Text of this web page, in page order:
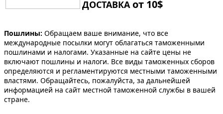
ДОСТАВКА от 10$
Пошлины: Обращаем ваше внимание, что все
международные посылки могут облагаться таможенными
пошлинами и налогами. Указанные на сайте цены не
включают пошлины и налоги. Все виды таможенных сборов
определяются и регламентируются местными таможенными
властями. Обращайтесь, пожалуйста, за дальнейшей
информацией на сайт местной таможенной службы в вашей
стране.